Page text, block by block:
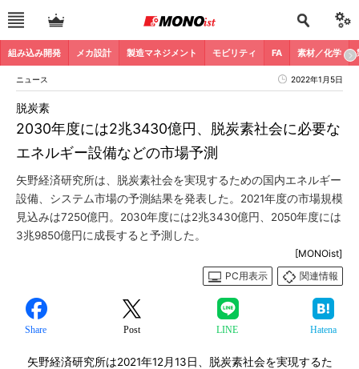
組み込み開発 メカ設計 製造マネジメント モビリティ FA 素材／化学
ニュース 2022年1月5日
2030年度には2兆3430億円、脱炭素社会に必要な
エネルギー設備などの市場予測
脱炭素
矢野経済研究所は、脱炭素社会を実現するための国内エネルギー
設備、システム市場の予測結果を発表した。2021年度の市場規模
見込みは7250億円。2030年度には2兆3430億円、2050年度には
3兆9850億円に成長すると予測した。
[MONOist]
PC用表示
関連情報
Share Post LINE Hatena
矢野経済研究所は2021年12月13日、脱炭素社会を実現するた